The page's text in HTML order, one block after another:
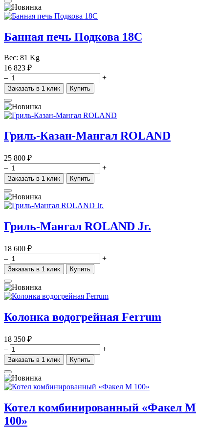
Банная печь Подкова 18С
Вес: 81 Kg
16 823 ₽
–
+
Заказать в 1 клик Купить
Гриль-Казан-Мангал ROLAND
25 800 ₽
–
+
Заказать в 1 клик Купить
Гриль-Мангал ROLAND Jr.
18 600 ₽
–
+
Заказать в 1 клик Купить
Колонка водогрейная Ferrum
18 350 ₽
–
+
Заказать в 1 клик Купить
Котел комбинированный «Факел М
100»